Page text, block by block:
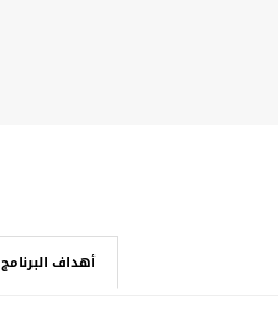
أهداف البرنامج